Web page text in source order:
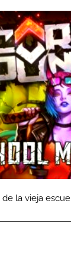
la vieja